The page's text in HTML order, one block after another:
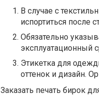
В случае с
испортиться после
Обязательно
эксплуатационный
Этикетка для
оттенок и дизайн.
Заказать печать бирок